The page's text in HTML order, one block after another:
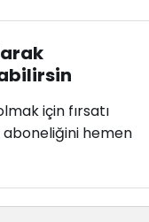
için fırsatı
hemen